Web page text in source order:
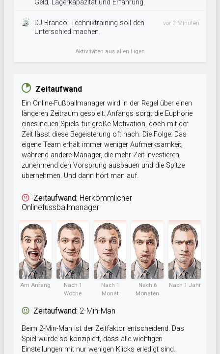
Geld, Lagerkapazität und Erfahrung.
DJ Branco: Techniktraining soll den
Unterschied machen.
vor 2 Minuten
Aktivitäten aus allen Ligen
Zeitaufwand
Ein Online-Fußballmanager wird in der Regel über einen
längeren Zeitraum gespielt. Anfangs sorgt die Euphorie
eines neuen Spiels für große Motivation, doch mit der
Zeit lässt diese Begeisterung oft nach. Die Folge: Das
eigene Team erhält immer weniger Aufmerksamkeit,
während andere Manager, die mehr Zeit investieren,
zunehmend den Vorsprung ausbauen und die Spitze
übernehmen. Und dann hört man auf.
Zeitaufwand: Herkömmlicher
Onlinefussballmanager
Am Anfang
Nach 1
Woche
Nach 1
Monat
Nach 6
Monaten
Nach 1 Jahr
Zeitaufwand: 2-Min-Man
Beim 2-Min-Man ist der Zeitfaktor entscheidend. Das
Spiel wurde so konzipiert, dass alle wichtigen
Einstellungen mit nur wenigen Klicks erledigt sind.